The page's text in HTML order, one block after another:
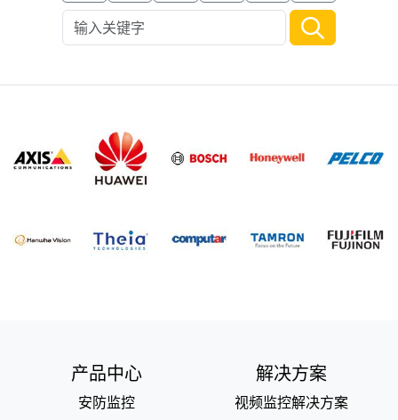
产品中心
安防监控
解决方案
视频监控解决方案